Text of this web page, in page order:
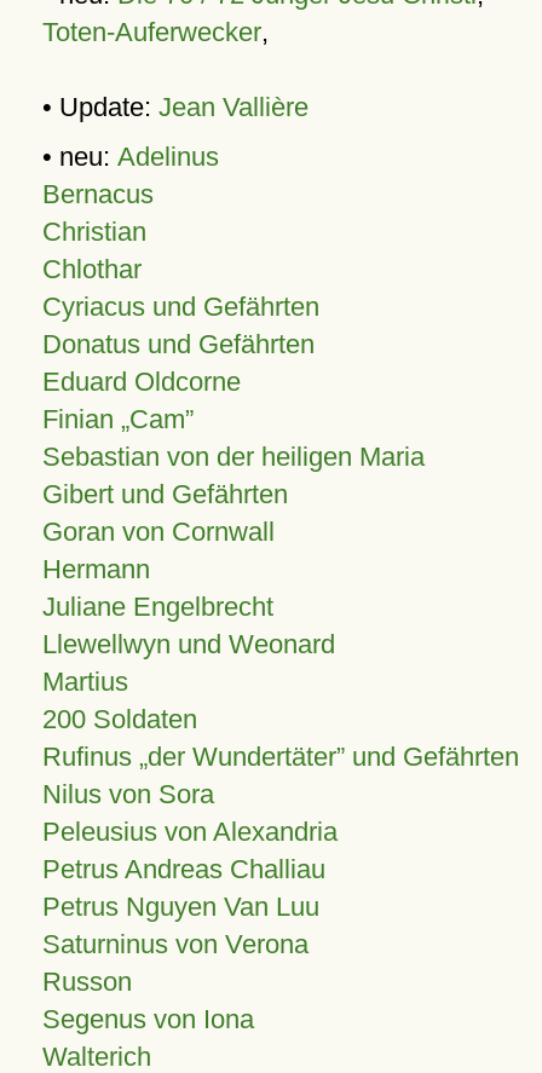
Toten-Auferwecker,
• Update: Jean Vallière
• neu: Adelinus
Bernacus
Christian
Chlothar
Cyriacus und Gefährten
Donatus und Gefährten
Eduard Oldcorne
Finian Cam
Sebastian von der heiligen Maria
Gibert und Gefährten
Goran von Cornwall
Hermann
Juliane Engelbrecht
Llewellwyn und Weonard
Martius
200 Soldaten
Rufinus „der Wundertäter” und Gefährten
Nilus von Sora
Peleusius von Alexandria
Petrus Andreas Challiau
Petrus Nguyen Van Luu
Saturninus von Verona
Russon
Segenus von Iona
Walterich